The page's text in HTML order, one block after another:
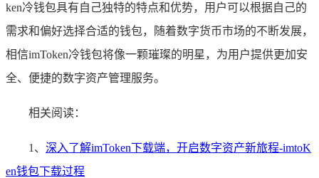
ken冷钱包具有自己独特的特点和优势，用户可以根据自己的
需求和偏好选择合适的钱包，随着数字货币市场的不断发展，
相信imToken冷钱包将像一颗璀璨的明星，为用户提供更加安
全、便捷的数字资产管理服务。
相关阅读：
1、 深入了解imToken下载端，开启数字资产新旅程-imtoK
en钱包下载过程